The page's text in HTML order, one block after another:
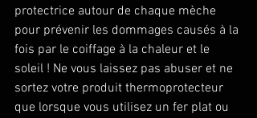
protectrice autour de chaque mèche
pour prévenir les dommages causés à la
fois par le coiffage à la chaleur et le
soleil ! Ne vous laissez pas abuser et ne
sortez votre produit thermoprotecteur
que lorsque vous utilisez un fer plat ou